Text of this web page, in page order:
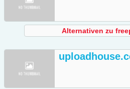
Alternativen zu